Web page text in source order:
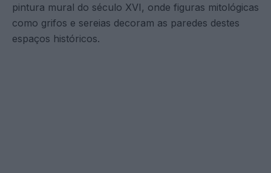
pintura mural do século XVI, onde figuras mitológicas
como grifos e sereias decoram as paredes destes
espaços históricos.